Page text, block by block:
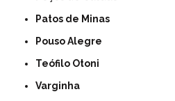
Patos de Minas
Pouso Alegre
Teófilo Otoni
Varginha